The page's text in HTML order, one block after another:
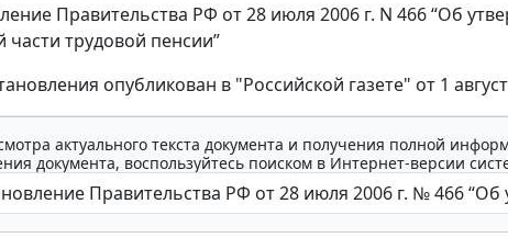
Правительства РФ от 28 июля 2006 г. N 466 “Об
части трудовой пенсии”
опубликован в "Российской газете" от 1
актуального текста документа и получения полной
документа, воспользуйтесь поиском в Интернет-версии